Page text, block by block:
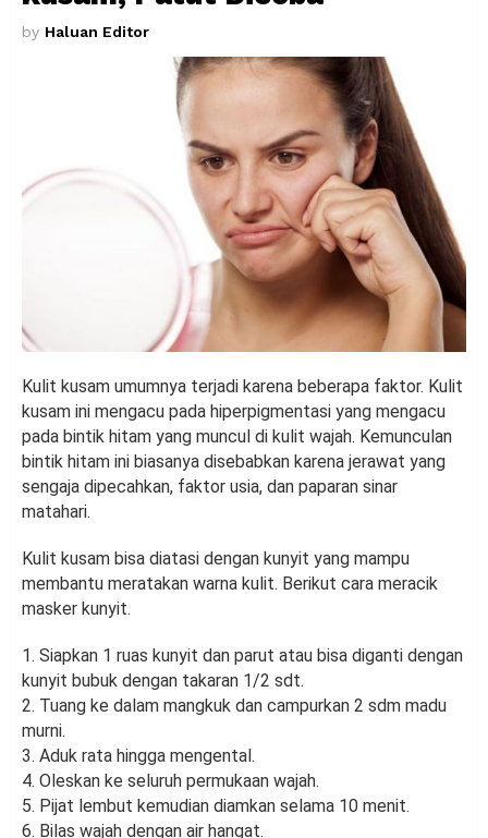
by Haluan Editor
Kulit kusam umumnya terjadi karena beberapa faktor. Kulit
kusam ini mengacu pada hiperpigmentasi yang mengacu
pada bintik hitam yang muncul di kulit wajah. Kemunculan
bintik hitam ini biasanya disebabkan karena jerawat yang
sengaja dipecahkan, faktor usia, dan paparan sinar
matahari.
Kulit kusam bisa diatasi dengan kunyit yang mampu
membantu meratakan warna kulit. Berikut cara meracik
masker kunyit.
1. Siapkan 1 ruas kunyit dan parut atau bisa diganti dengan
kunyit bubuk dengan takaran 1/2 sdt.
2. Tuang ke dalam mangkuk dan campurkan 2 sdm madu
murni.
3. Aduk rata hingga mengental.
4. Oleskan ke seluruh permukaan wajah.
5. Pijat lembut kemudian diamkan selama 10 menit.
6. Bilas wajah dengan air hangat.